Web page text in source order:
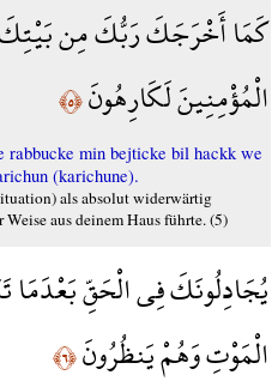
كَمَا أَخْرَجَكَ رَبُّكَ مِن بَيْتِكَ
الْمُؤْمِنِينَ لَكَارِهُونَ﴿٥﴾
min bejticke bil hackk we
(karichune).
als absolut widerwärtig
aus deinem Haus führte. (5)
يُجَادِلُونَكَ فِي الْحَقِّ بَعْدَمَا
الْمَوْتِ وَهُمْ يَنظُرُونَ﴿٦﴾